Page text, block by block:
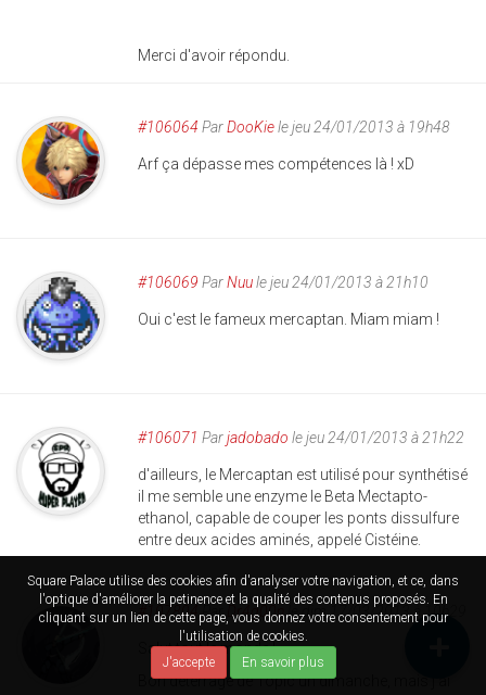
Square Palace utilise des cookies afin d'analyser votre navigation, et ce, dans
l'optique d'améliorer la petinence et la qualité des contenus proposés. En
cliquant sur un lien de cette page, vous donnez votre consentement pour
l'utilisation de cookies.
J'accepte
En savoir plus
Merci d'avoir répondu.
#106064 ParDooKiele jeu 24/01/2013 à 19h48
Arf ça dépasse mes compétences là ! xD
#106069 ParNuule jeu 24/01/2013 à 21h10
Oui c'est le fameux mercaptan. Miam miam !
#106071 Parjadobado le jeu 24/01/2013 à 21h22
d'ailleurs, le Mercaptan est utilisé pour synthétisé
il me semble une enzyme le Beta Mectapto-
ethanol, capable de couper les ponts dissulfure
entre deux acides aminés, appelé Cistéine.
#107804 Par Dr4g00nle dim 17/03/2013 à 10h29
Salut tout le monde !
Bon déterrage de Topic un dimanche, mais j'ai